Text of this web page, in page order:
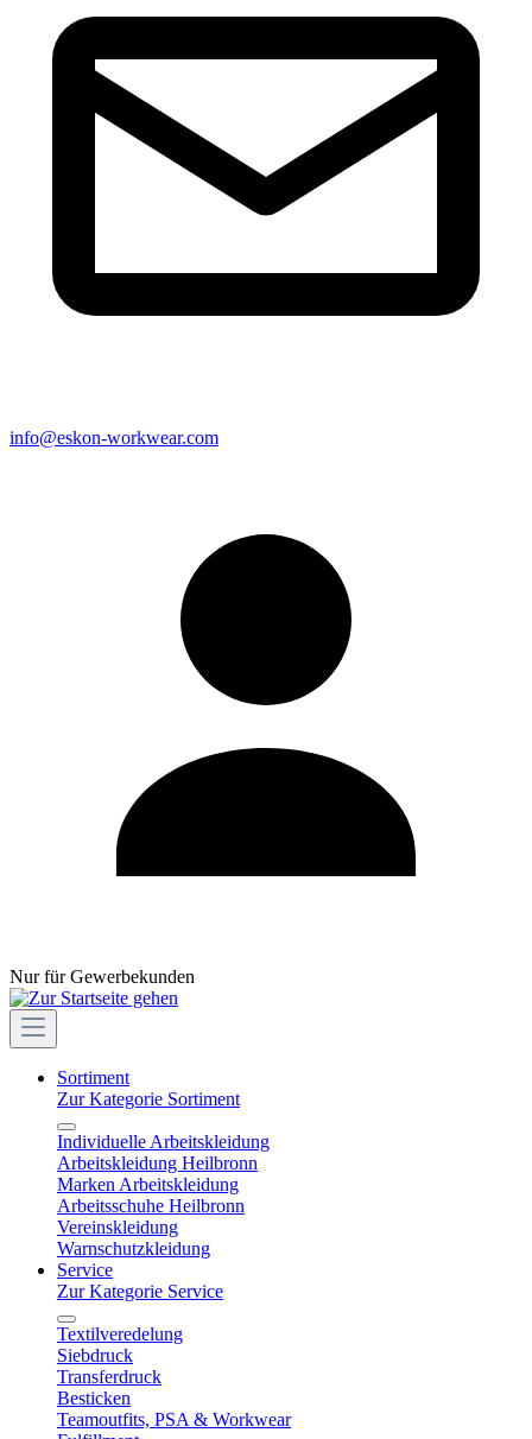
info@eskon-workwear.com
Nur für Gewerbekunden
Sortiment
Zur Kategorie Sortiment
Individuelle Arbeitskleidung
Arbeitskleidung Heilbronn
Marken Arbeitskleidung
Arbeitsschuhe Heilbronn
Vereinskleidung
Warnschutzkleidung
Service
Zur Kategorie Service
Textilveredelung
Siebdruck
Transferdruck
Besticken
Teamoutfits, PSA & Workwear